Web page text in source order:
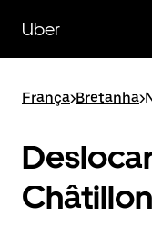
para
conteúdo
Uber
França>Bretanha>